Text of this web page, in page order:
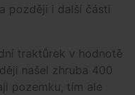
později i další části
traktůrek v hodnotě
našel zhruba 400
pozemku, tím ale